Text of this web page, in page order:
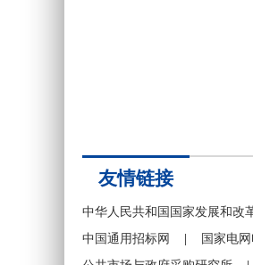
友情链接
中华人民共和国国家发展和改
中国通用招标网
国家电